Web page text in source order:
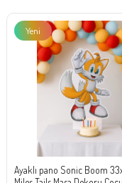
Ayaklı pano Sonic Boom
Yeni
Ürün